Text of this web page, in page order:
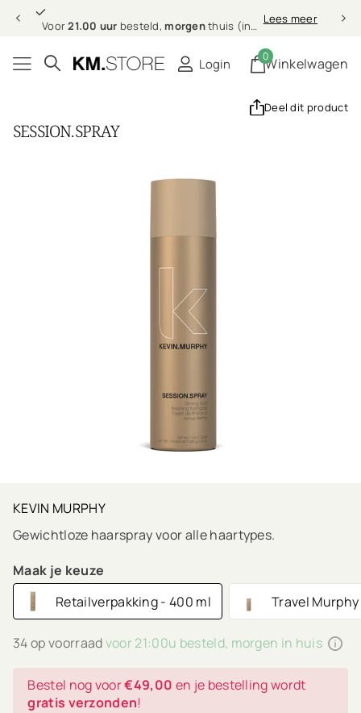
Voor21.00 uur besteld, morgenthuis (in NL & BE) Lees meer
Login Winkelwagen
0
Deel dit product
SESSION.SPRAY
KEVIN MURPHY
Gewichtloze haarspray voor alle haartypes.
Maak je keuze
Retailverpakking - 400 ml
Travel
34 op voorraadvoor 21:00u besteld, morgen in huis
Bestel nog voor€49,00 en je bestelling wordt
gratis verzonden!